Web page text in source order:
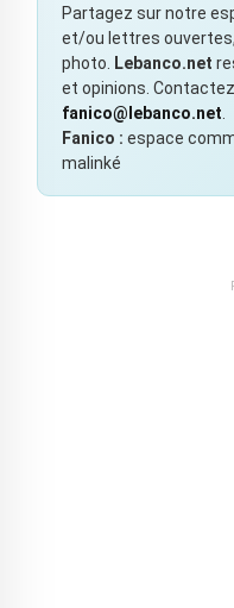
Partagez sur notre
et/ou lettres
photo.
Lebanco.net
et opinions.
fanico@lebanco.net
Fanico : espace
malinké